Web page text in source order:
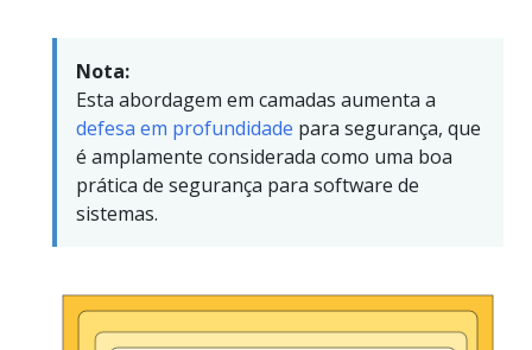
Nota:
Esta abordagem em camadas aumenta a
defesa em profundidade para segurança, que
é amplamente considerada como uma boa
prática de segurança para software de
sistemas.